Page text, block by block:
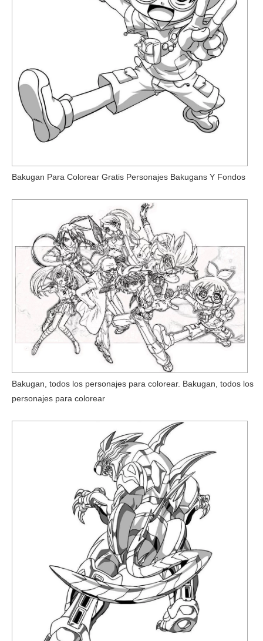
Bakugan Para Colorear Gratis Personajes Bakugans Y Fondos
Bakugan, todos los personajes para colorear. Bakugan, todos los
personajes para colorear